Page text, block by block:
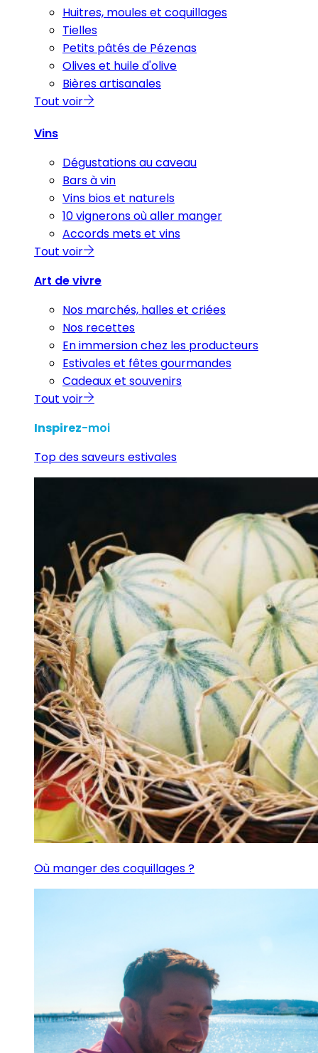
Huitres, moules et coquillages
Tielles
Petits pâtés de Pézenas
Olives et huile d'olive
Bières artisanales
Tout voir
Vins
Dégustations au caveau
Bars à vin
Vins bios et naturels
10 vignerons où aller manger
Accords mets et vins
Tout voir
Art de vivre
Nos marchés, halles et criées
Nos recettes
En immersion chez les producteurs
Estivales et fêtes gourmandes
Cadeaux et souvenirs
Tout voir
Inspirez-moi
Top des saveurs estivales
Où manger des coquillages ?